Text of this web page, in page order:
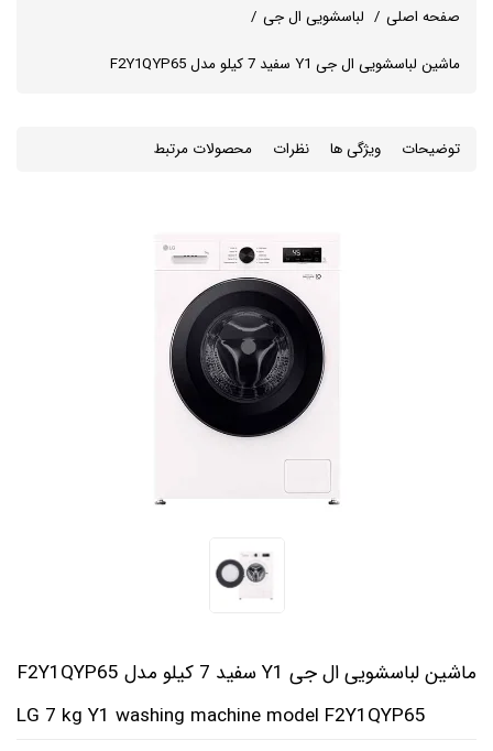
صفحه اصلی لباسشویی ال جی
ماشین لباسشویی ال جی Y1 سفید 7 کیلو مدل F2Y1QYP65
توضیحات ویژگی ها نظرات محصولات مرتبط
ماشین لباسشویی ال جی Y1 سفید 7 کیلو مدل F2Y1QYP65
LG 7 kg Y1 washing machine model F2Y1QYP65